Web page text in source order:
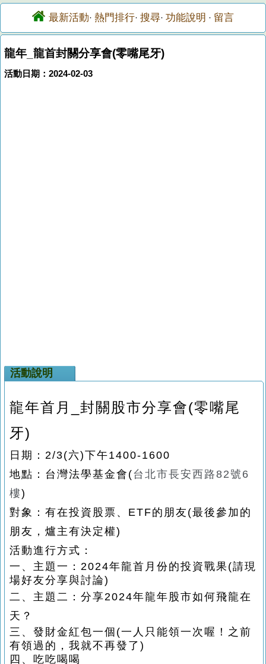
最新活動· 熱門排行· 搜尋· 功能說明 · 留言
龍年_龍首封關分享會(零嘴尾牙)
活動日期：2024-02-03
活動說明
龍年首月_封關股市分享會(零嘴尾
牙)
日期：2/3(六)下午1400-1600
地點：台灣法學基金會(台北市長安西路82號6
樓)
對象：有在投資股票、ETF的朋友(最後參加的
朋友，爐主有決定權)
活動進行方式：
一、主題一：2024年龍首月份的投資戰果(請現
場好友分享與討論)
二、 主題二： 分享2024年龍年股市如何飛龍在
天？
三、發財金紅包一個(一人只能領一次喔！之前
有領過的，我就不再發了)
四、吃吃喝喝